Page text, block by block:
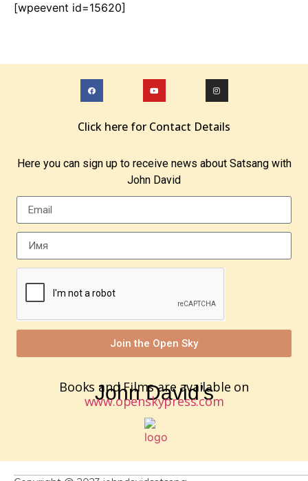
[wpeevent id=15620]
Click here for Contact Details
Here you can sign up to receive news about Satsang with
John David
Join the Open Sky
John David’s
Books and Films are available on
www.openskypress.com